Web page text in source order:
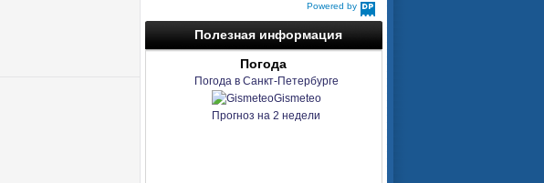
Powered by
DaysPedia.com
Полезная информация
Погода
Погода в Санкт-Петербурге
Gismeteo
Прогноз на 2 недели